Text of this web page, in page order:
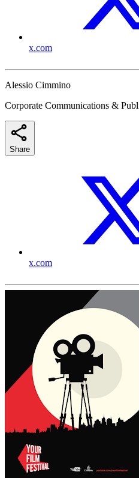
x.com
Alessio Cimmino
Corporate Communications &
Share
x.com